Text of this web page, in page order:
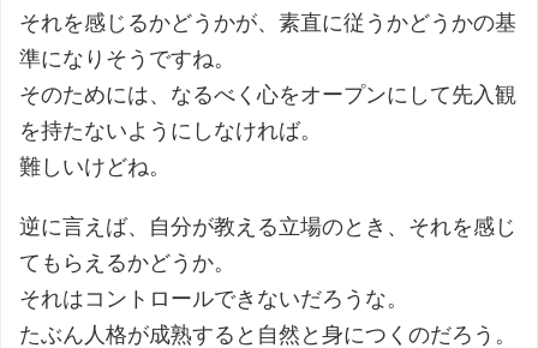
それを感じるかどうかが、素直に従うかどうかの基
準になりそうですね。
そのためには、なるべく心をオープンにして先入観
を持たないようにしなければ。
難しいけどね。
逆に言えば、自分が教える立場のとき、それを感じ
てもらえるかどうか。
それはコントロールできないだろうな。
たぶん人格が成熟すると自然と身につくのだろう。